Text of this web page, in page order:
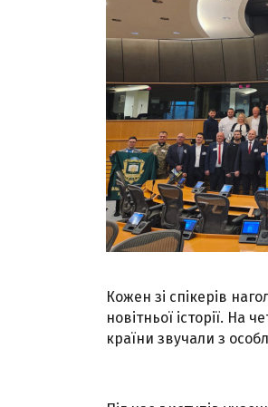
Кожен зі спікерів
новітньої історії. На
країни звучали з